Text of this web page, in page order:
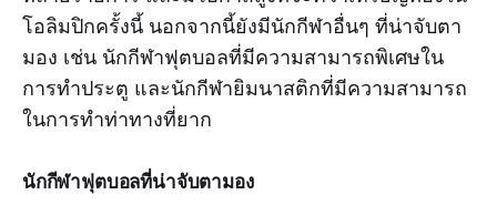
โอลิมปิกครั้งนี้ นอกจากนี้ยังมีนักกีฬาอื่นๆ ที่น่าจับตา
มอง เช่น นักกีฬาฟุตบอลที่มีความสามารถพิเศษใน
การทำประตู และนักกีฬายิมนาสติกที่มีความสามารถ
ในการทำท่าทางที่ยาก
นักกีฬาฟุตบอลที่น่าจับตามอง